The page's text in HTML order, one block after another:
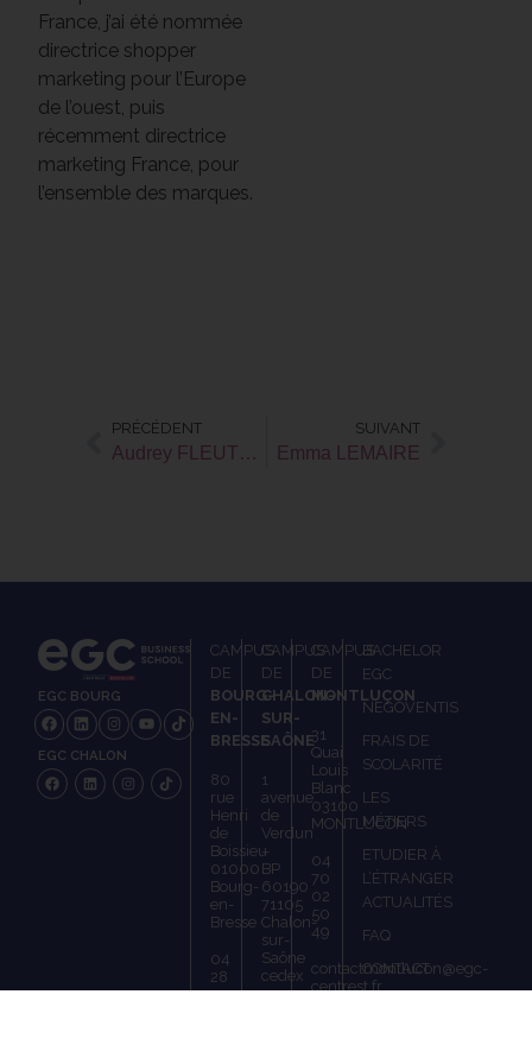
France, j’ai été nommée
directrice shopper
marketing pour l’Europe
de l’ouest, puis
récemment directrice
marketing France, pour
l’ensemble des marques.
PRÉCÉDENT
Audrey FLEUTELOT
SUIVANT
Emma LEMAIRE
EGC BOURG
EGC CHALON
BACHELOR
EGC
NEGOVENTIS
FRAIS DE
SCOLARITÉ
LES
MÉTIERS
ETUDIER À
L’ÉTRANGER
ACTUALITÉS
FAQ
CONTACT
CAMPUS
DE
BOURG-
EN-
BRESSE
80
rue
Henri
de
Boissieu
01000
Bourg-
en-
Bresse
04
28
02
CAMPUS
DE
CHALON-
SUR-
SAÔNE
1
avenue
de
Verdun
–
BP
60190
71105
Chalon-
sur-
Saône
cedex
CAMPUS
DE
MONTLUÇON
31
Quai
Louis
Blanc
03100
MONTLUCON
04
70
02
50
49
contactmontlucon@egc-
centrest.fr